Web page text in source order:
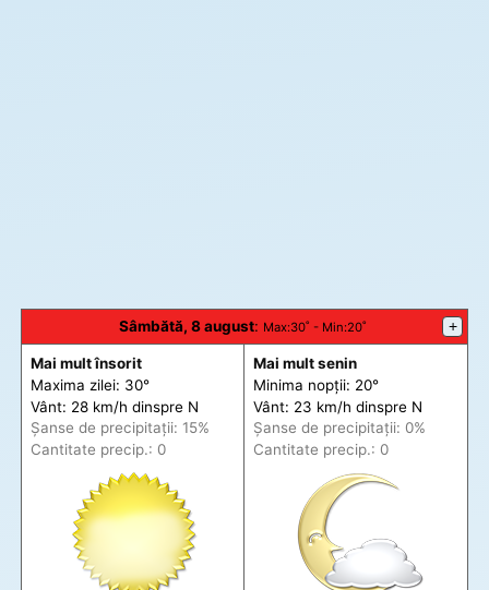
Sâmbătă, 8 august: Max:30˚ - Min:20˚ +
Mai mult însorit
Maxima zilei: 30°
Vânt: 28 km/h dinspre N
Șanse de precipitații: 15%
Cantitate precip.: 0
Mai mult senin
Minima nopții: 20°
Vânt: 23 km/h dinspre N
Șanse de precipitații: 0%
Cantitate precip.: 0